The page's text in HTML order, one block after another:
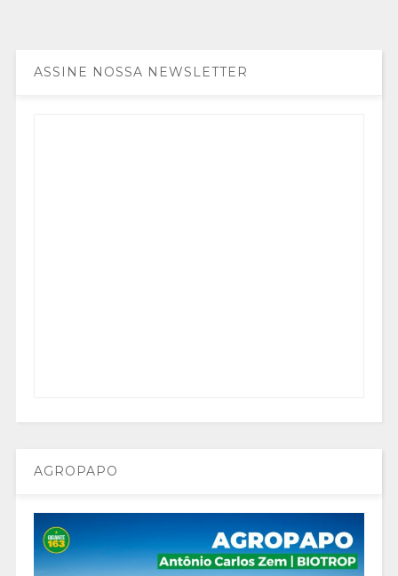
ASSINE NOSSA NEWSLETTER
AGROPAPO